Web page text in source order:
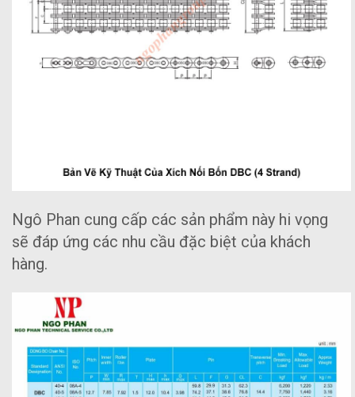
Ngô Phan cung cấp các sản phẩm này hi vọng
sẽ đáp ứng các nhu cầu đặc biệt của khách
hàng.